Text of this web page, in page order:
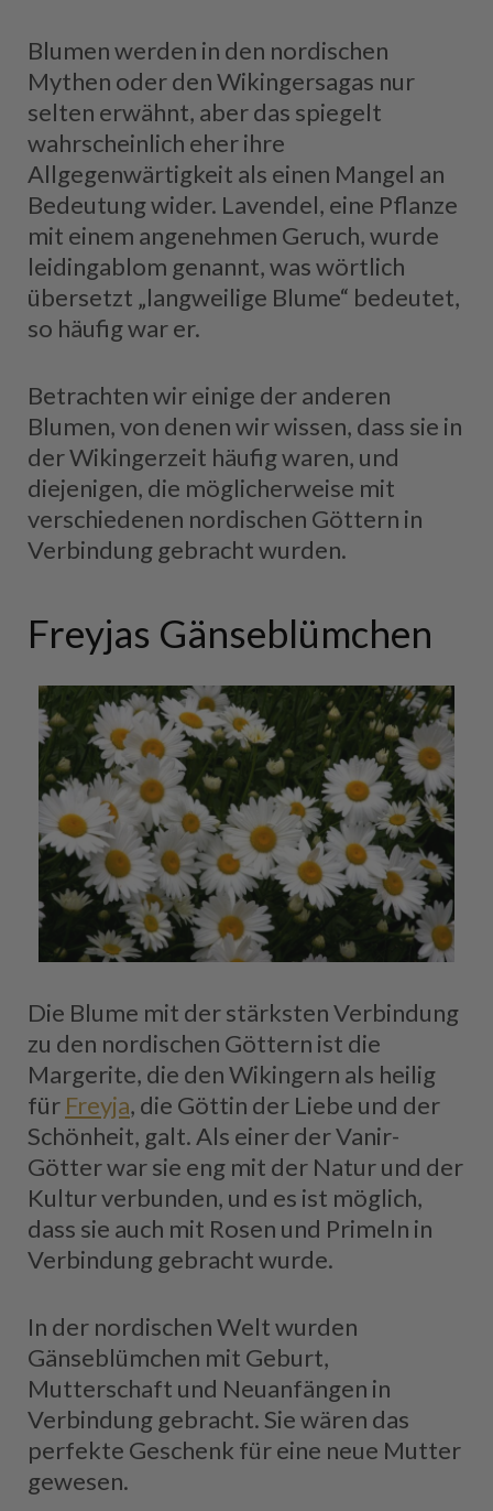
Blumen werden in den nordischen
Mythen oder den Wikingersagas nur
selten erwähnt, aber das spiegelt
wahrscheinlich eher ihre
Allgegenwärtigkeit als einen Mangel an
Bedeutung wider. Lavendel, eine Pflanze
mit einem angenehmen Geruch, wurde
leidingablom genannt, was wörtlich
übersetzt „langweilige Blume“ bedeutet,
so häufig war er.
Betrachten wir einige der anderen
Blumen, von denen wir wissen, dass sie in
der Wikingerzeit häufig waren, und
diejenigen, die möglicherweise mit
verschiedenen nordischen Göttern in
Verbindung gebracht wurden.
Freyjas Gänseblümchen
Die Blume mit der stärksten Verbindung
zu den nordischen Göttern ist die
Margerite, die den Wikingern als heilig
für Freyja, die Göttin der Liebe und der
Schönheit, galt. Als einer der Vanir-
Götter war sie eng mit der Natur und der
Kultur verbunden, und es ist möglich,
dass sie auch mit Rosen und Primeln in
Verbindung gebracht wurde.
In der nordischen Welt wurden
Gänseblümchen mit Geburt,
Mutterschaft und Neuanfängen in
Verbindung gebracht. Sie wären das
perfekte Geschenk für eine neue Mutter
gewesen.